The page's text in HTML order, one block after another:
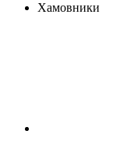
Хамовники